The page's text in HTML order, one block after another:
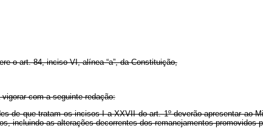
o art. 84, inciso VI, alínea “a”, da Constituição,
com a seguinte redação:
de que tratam os incisos I a XXVII do art. 1º deverão apresentar ao
incluindo as alterações decorrentes dos remanejamentos promovidos